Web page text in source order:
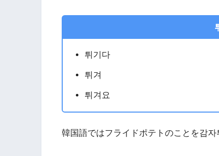
튀기다
튀겨
튀겨요
韓国語ではフライドポテトのことを감자